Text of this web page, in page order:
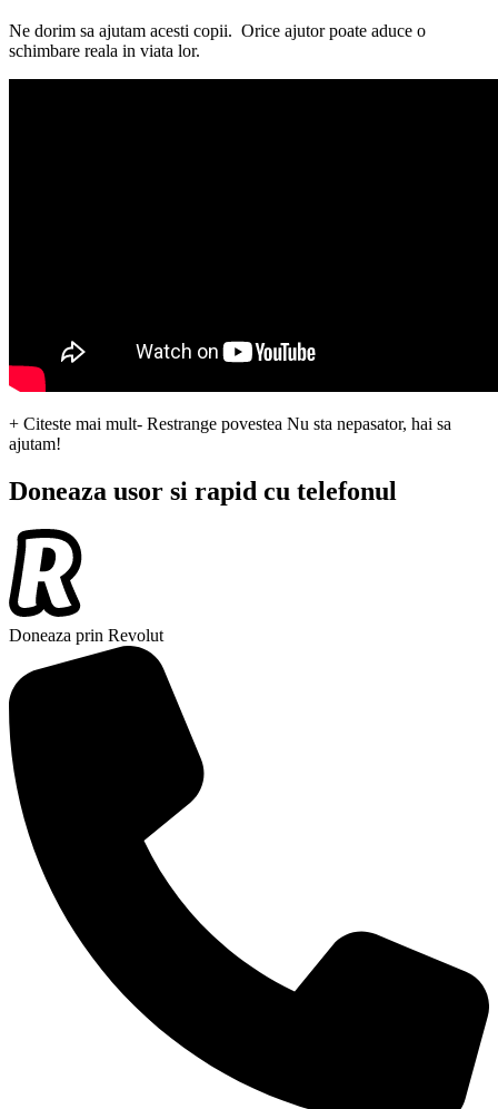
Ne dorim sa ajutam acesti copii. Orice ajutor poate aduce o
schimbare reala in viata lor.
+ Citeste mai mult- Restrange povestea Nu sta nepasator, hai sa
ajutam!
Doneaza usor si rapid cu telefonul
Doneaza prin Revolut